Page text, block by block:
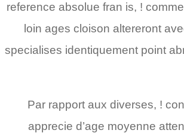
reference absolue fran is, !
loin ages cloison altereront
specialises identiquement point
Par rapport aux diverses, !
apprecie d’age moyenne